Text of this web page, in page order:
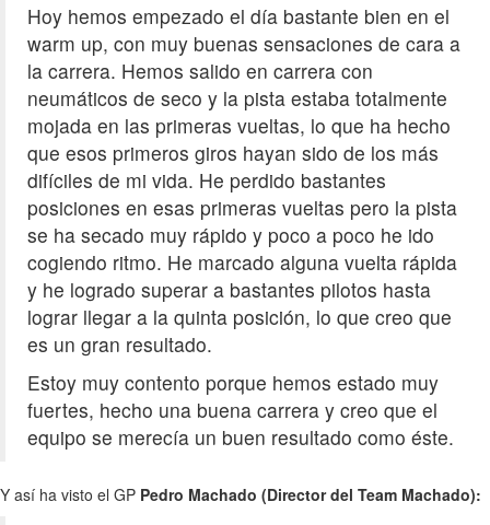
Hoy hemos empezado el día bastante bien en el
warm up, con muy buenas sensaciones de cara a
la carrera. Hemos salido en carrera con
neumáticos de seco y la pista estaba totalmente
mojada en las primeras vueltas, lo que ha hecho
que esos primeros giros hayan sido de los más
difíciles de mi vida. He perdido bastantes
posiciones en esas primeras vueltas pero la pista
se ha secado muy rápido y poco a poco he ido
cogiendo ritmo. He marcado alguna vuelta rápida
y he logrado superar a bastantes pilotos hasta
lograr llegar a la quinta posición, lo que creo que
es un gran resultado.
Estoy muy contento porque hemos estado muy
fuertes, hecho una buena carrera y creo que el
equipo se merecía un buen resultado como éste.
Y así ha visto el GP Pedro Machado (Director del Team Machado):